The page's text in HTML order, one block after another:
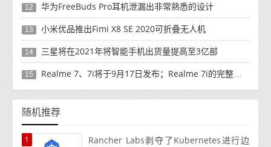
12 华为FreeBuds Pro耳机泄漏出非常熟悉的设计
13 小米优品推出Fimi X8 SE 2020可折叠无人机
14 三星将在2021年将智能手机出货量提高至3亿部
15 Realme 7、7i将于9月17日发布；Realme 7i的完整规格并导致泄漏
随机推荐
1
Rancher Labs剥夺了Kubernetes进行边